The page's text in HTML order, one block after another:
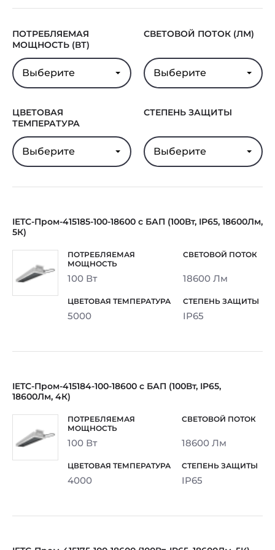
ПОТРЕБЛЯЕМАЯ
МОЩНОСТЬ (ВТ)
Выберите
СВЕТОВОЙ ПОТОК (ЛМ)
Выберите
ЦВЕТОВАЯ
ТЕМПЕРАТУРА
Выберите
СТЕПЕНЬ ЗАЩИТЫ
Выберите
IETC-Пром-415185-100-18600 с БАП (100Вт, IP65, 18600Лм,
5К)
100 Вт 18600 Лм
5000 IP65
IETC-Пром-415184-100-18600 с БАП (100Вт, IP65,
18600Лм, 4К)
100 Вт 18600 Лм
4000 IP65